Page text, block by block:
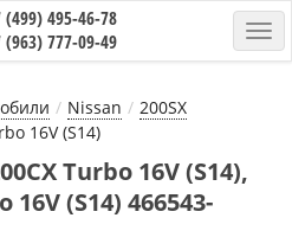
(499) 495-46-78
(963) 777-09-49
Nissan
200SX
16V (S14)
Turbo 16V (S14),
16V (S14) 466543-